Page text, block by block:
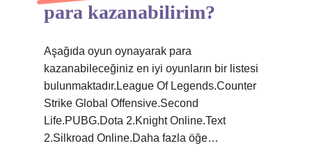
para kazanabilirim?
Aşağıda oyun oynayarak para
kazanabileceğiniz en iyi oyunların bir listesi
bulunmaktadır.League Of Legends.Counter
Strike Global Offensive.Second
Life.PUBG.Dota 2.Knight Online.Text
2.Silkroad Online.Daha fazla öğe…